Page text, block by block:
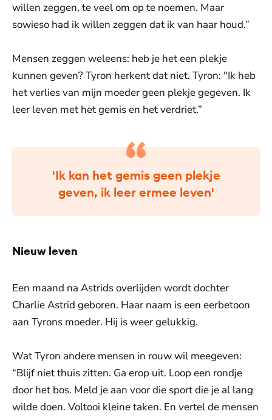
willen zeggen, te veel om op te noemen. Maar
sowieso had ik willen zeggen dat ik van haar houd.”
Mensen zeggen weleens: heb je het een plekje
kunnen geven? Tyron herkent dat niet. Tyron: "Ik heb
het verlies van mijn moeder geen plekje gegeven. Ik
leer leven met het gemis en het verdriet.”
'Ik kan het gemis geen plekje
geven, ik leer ermee leven'
Nieuw leven
Een maand na Astrids overlijden wordt dochter
Charlie Astrid geboren. Haar naam is een eerbetoon
aan Tyrons moeder. Hij is weer gelukkig.
Wat Tyron andere mensen in rouw wil meegeven:
“Blijf niet thuis zitten. Ga erop uit. Loop een rondje
door het bos. Meld je aan voor die sport die je al lang
wilde doen. Voltooi kleine taken. En vertel de mensen